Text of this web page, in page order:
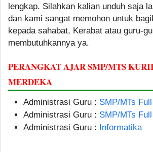
lengkap. Silahkan kalian unduh saja
dan kami sangat memohon untuk
kepada sahabat, Kerabat atau guru-
membutuhkannya ya.
PERANGKAT AJAR SMP/MTS
MERDEKA
Administrasi Guru : SMP/MTs
Administrasi Guru : SMP/MTs
Administrasi Guru :
Informatika